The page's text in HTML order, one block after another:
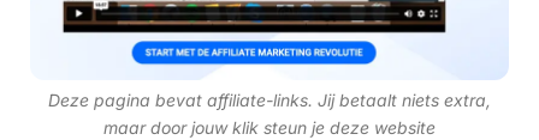
Deze pagina bevat affiliate-links. Jij betaalt niets extra,
maar door jouw klik steun je deze website